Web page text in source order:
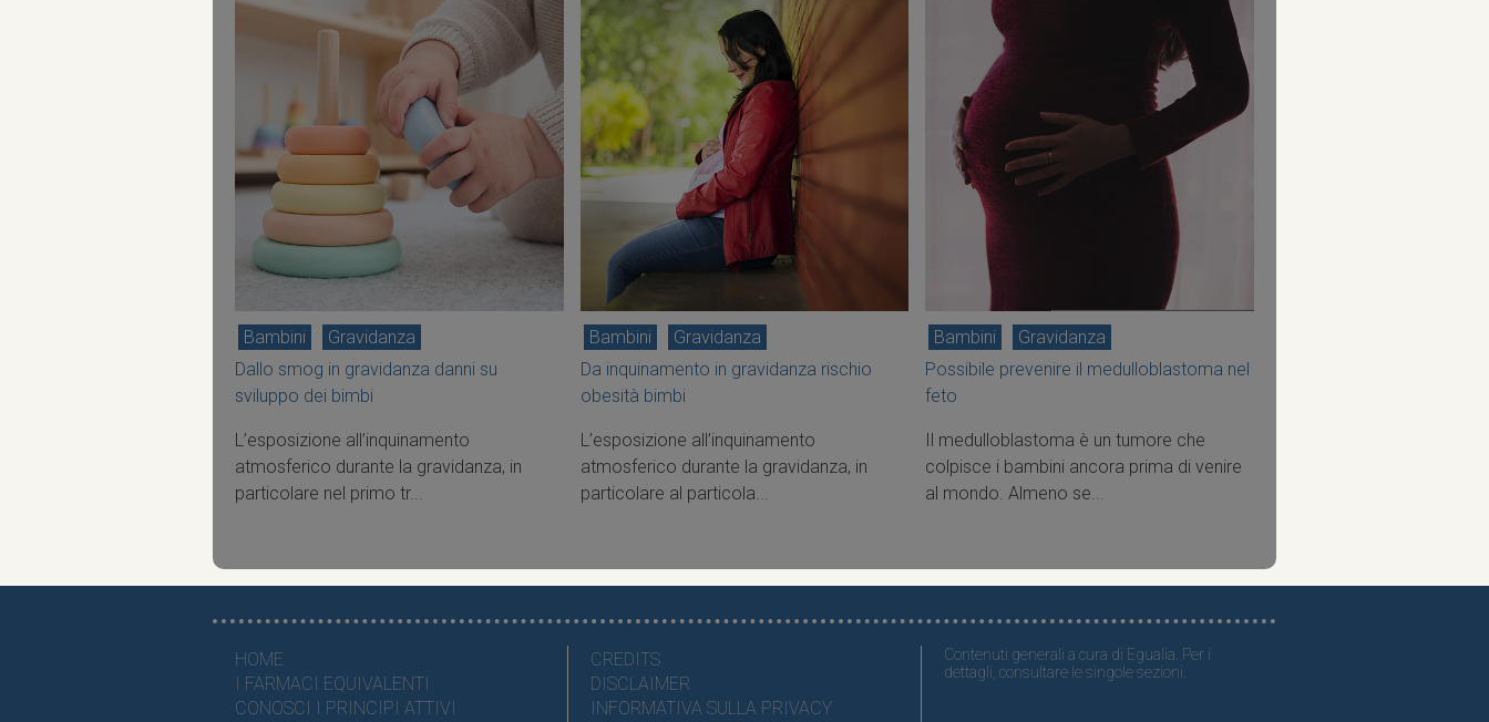
Bambini
Gravidanza
Dallo smog in gravidanza danni su
sviluppo dei bimbi
L’esposizione all’inquinamento
atmosferico durante la gravidanza, in
particolare nel primo tr...
Bambini
Gravidanza
Da inquinamento in gravidanza rischio
obesità bimbi
L’esposizione all’inquinamento
atmosferico durante la gravidanza, in
particolare al particola...
Bambini
Gravidanza
Possibile prevenire il medulloblastoma nel
feto
Il medulloblastoma è un tumore che
colpisce i bambini ancora prima di venire
al mondo. Almeno se...
HOME
I FARMACI EQUIVALENTI
CONOSCI I PRINCIPI ATTIVI
CREDITS
DISCLAIMER
INFORMATIVA SULLA PRIVACY
Contenuti generali a cura di Egualia. Per i
dettagli, consultare le singole sezioni.